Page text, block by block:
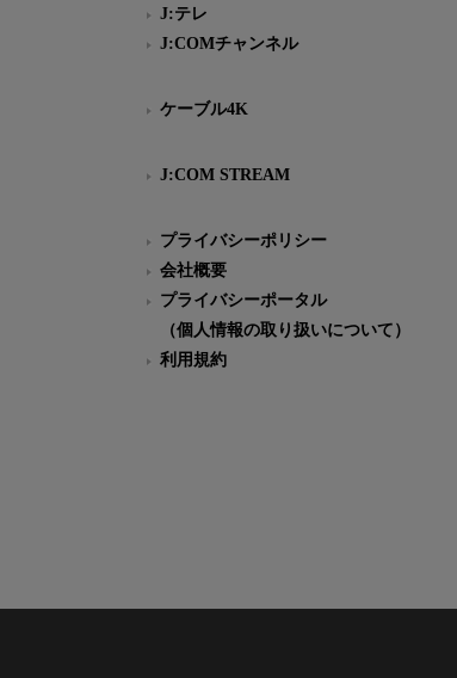
J:テレ
J:COMチャンネル
ケーブル4K
J:COM STREAM
プライバシーポリシー
会社概要
プライバシーポータル
（個人情報の取り扱いについて）
利用規約